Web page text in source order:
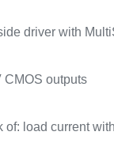
driver with
CMOS outputs
load current